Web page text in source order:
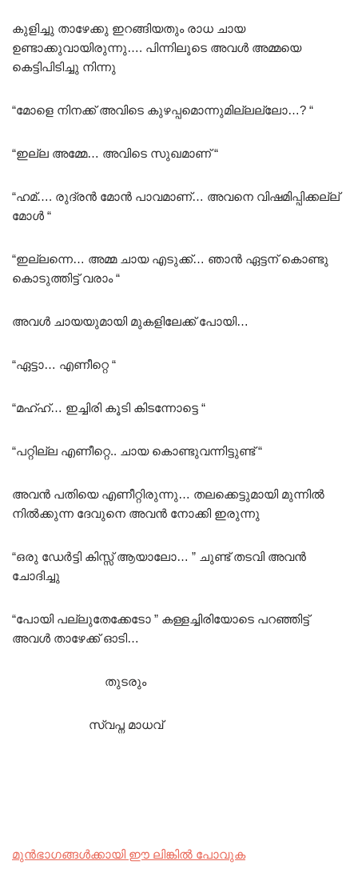
കുളിച്ചു താഴേക്കു ഇറങ്ങിയതും രാധ ചായ
ഉണ്ടാക്കുവായിരുന്നു…. പിന്നിലൂടെ അവൾ അമ്മയെ
കെട്ടിപിടിച്ചു നിന്നു
“മോളെ നിനക്ക് അവിടെ കുഴപ്പമൊന്നുമില്ലല്ലോ…? “
“ഇല്ല അമ്മേ… അവിടെ സുഖമാണ് “
“ഹമ്…. രുദ്രൻ മോൻ പാവമാണ്… അവനെ വിഷമിപ്പിക്കല്ല്
മോൾ “
“ഇല്ലന്നെ… അമ്മ ചായ എടുക്ക്… ഞാൻ ഏട്ടന് കൊണ്ടു
കൊടുത്തിട്ട് വരാം “
അവൾ ചായയുമായി മുകളിലേക്ക് പോയി…
“ഏട്ടാ… എണീറ്റെ “
“മഹ്ഹ്… ഇച്ചിരി കൂടി കിടന്നോട്ടെ “
“പറ്റില്ല എണീറ്റെ.. ചായ കൊണ്ടുവന്നിട്ടുണ്ട് “
അവൻ പതിയെ എണീറ്റിരുന്നു… തലക്കെട്ടുമായി മുന്നിൽ
നിൽക്കുന്ന ദേവുനെ അവൻ നോക്കി ഇരുന്നു
“ഒരു ഡേർട്ടി കിസ്സ് ആയാലോ… ” ചുണ്ട് തടവി അവൻ
ചോദിച്ചു
“പോയി പല്ലുതേക്കേടോ ” കള്ളച്ചിരിയോടെ പറഞ്ഞിട്ട്
അവൾ താഴേക്ക് ഓടി…
തുടരും
സ്വപ്ന മാധവ്
മുൻഭാഗങ്ങൾക്കായി ഈ ലിങ്കിൽ പോവുക